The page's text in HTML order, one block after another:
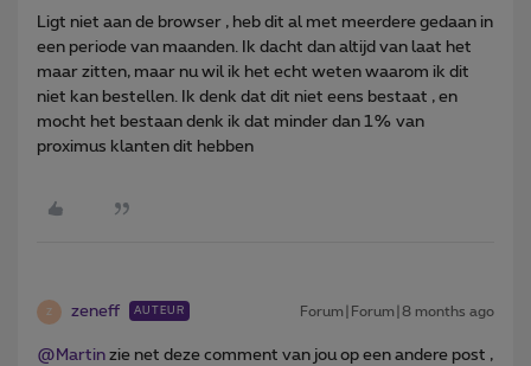
Ligt niet aan de browser , heb dit al met meerdere gedaan in
een periode van maanden. Ik dacht dan altijd van laat het
maar zitten, maar nu wil ik het echt weten waarom ik dit
niet kan bestellen. Ik denk dat dit niet eens bestaat , en
mocht het bestaan denk ik dat minder dan 1% van
proximus klanten dit hebben
Z zeneff AUTEUR Forum|Forum|8 months ago
@Martin zie net deze comment van jou op een andere post ,